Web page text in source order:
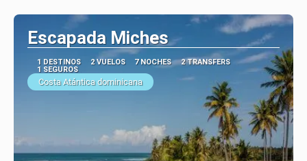
Escapada Miches
1 DESTINOS 2 VUELOS 7 NOCHES
2 TRANSFERS
1 SEGUROS
Costa Atántica dominicana